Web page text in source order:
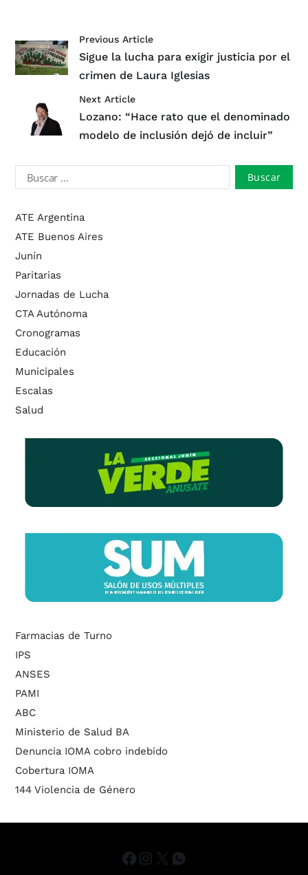
Previous Article
Sigue la lucha para exigir justicia por el
crimen de Laura Iglesias
Next Article
Lozano: “Hace rato que el denominado
modelo de inclusión dejó de incluir”
ATE Argentina
ATE Buenos Aires
Junín
Paritarias
Jornadas de Lucha
CTA Autónoma
Cronogramas
Educación
Municipales
Escalas
Salud
Farmacias de Turno
IPS
ANSES
PAMI
ABC
Ministerio de Salud BA
Denuncia IOMA cobro indebido
Cobertura IOMA
144 Violencia de Género